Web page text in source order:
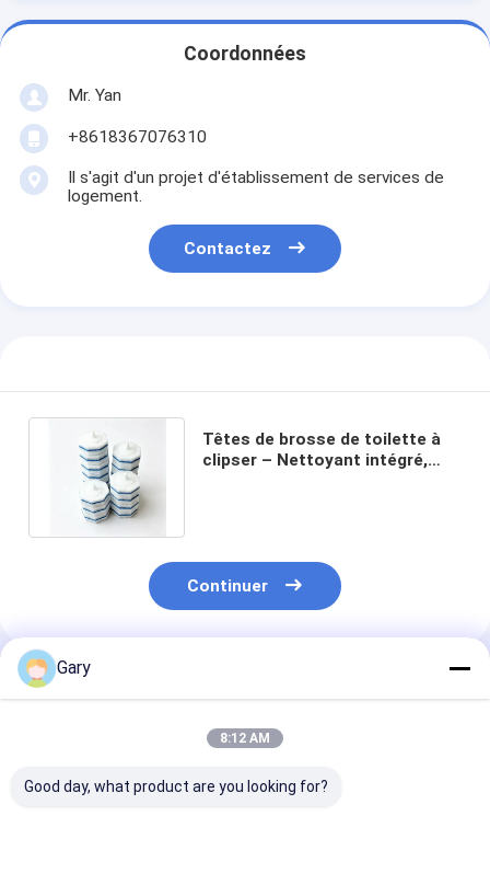
Coordonnées
Mr. Yan
+8618367076310
Il s'agit d'un projet d'établissement de services de
logement.
Contactez
Têtes de brosse de toilette à
clipser – Nettoyant intégré,
Continuer
Produits Recommandés
Gary
8:12 AM
Good day, what product are you looking for?